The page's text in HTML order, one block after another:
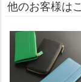
他のお客様は